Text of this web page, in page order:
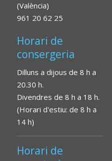
(València)
961 20 62 25
Horari de
consergeria
Dilluns a dijous de 8 h a
20.30 h.
Divendres de 8 h a 18 h.
(Horari d'estiu: de 8 h a
14 h)
Horari de